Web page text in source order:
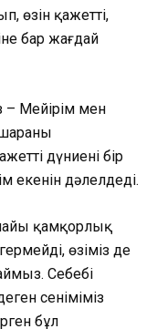
өзін қажетті,
бар жағдай
– Мейірім мен
шараны
дүниенің бір
екенін дәлелдеді.
қамқорлық
өзіміз де
Себебі
сеніміміз
бұл